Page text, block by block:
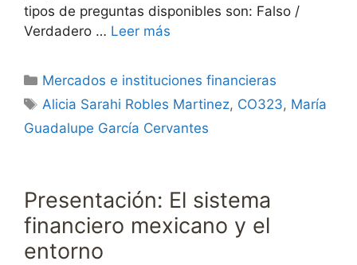
tipos de preguntas disponibles son: Falso /
Verdadero … Leer más
Categorías
Mercados e instituciones financieras
Etiquetas
Alicia Sarahi Robles Martinez, CO323, María
Guadalupe García Cervantes
Presentación: El sistema
financiero mexicano y el
entorno